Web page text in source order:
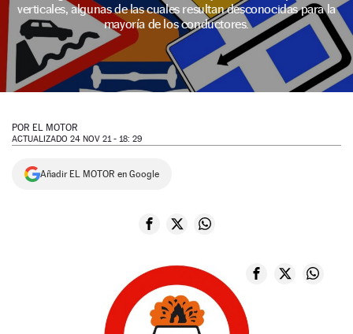
NEWSLETTER
SÍGUENOS
verticales, algunas de las cuales resultan desconocidas para la
mayoría de los conductores.
POR EL MOTOR
ACTUALIZADO 24 NOV 21 - 18: 29
Añadir EL MOTOR en Google